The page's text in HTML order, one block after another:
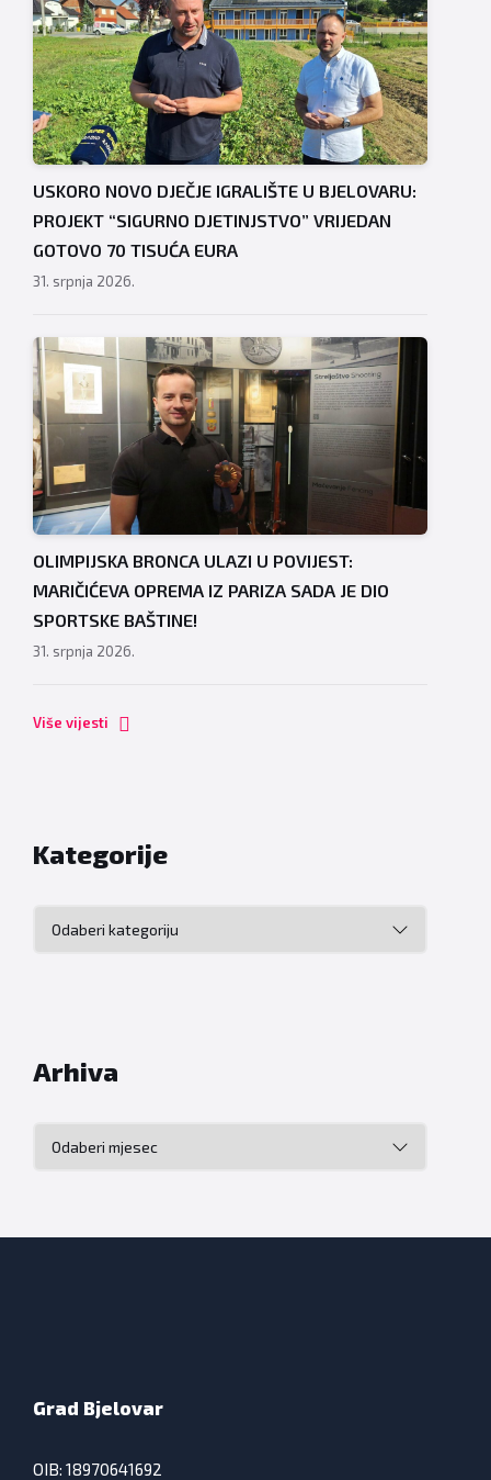
USKORO NOVO DJEČJE IGRALIŠTE U BJELOVARU:
PROJEKT “SIGURNO DJETINJSTVO” VRIJEDAN
GOTOVO 70 TISUĆA EURA
31. srpnja 2026.
OLIMPIJSKA BRONCA ULAZI U POVIJEST:
MARIČIĆEVA OPREMA IZ PARIZA SADA JE DIO
SPORTSKE BAŠTINE!
31. srpnja 2026.
Više vijesti
Kategorije
Arhiva
Grad Bjelovar
OIB: 18970641692